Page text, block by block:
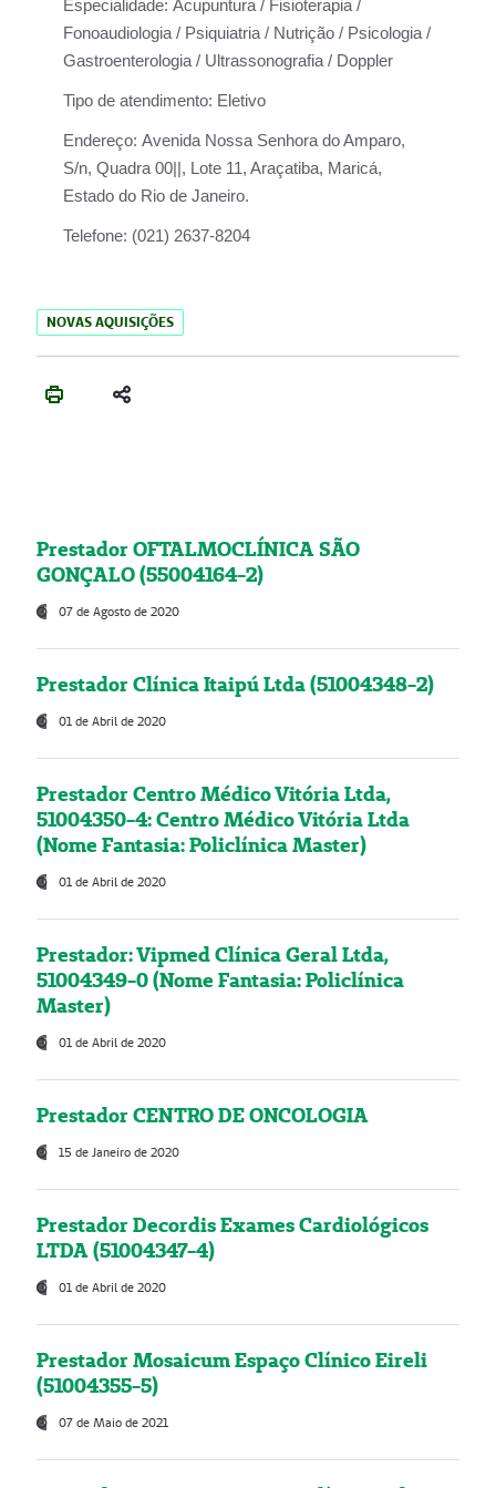
Especialidade: Acupuntura / Fisioterapia /
Fonoaudiologia / Psiquiatria / Nutrição / Psicologia /
Gastroenterologia / Ultrassonografia / Doppler
Tipo de atendimento: Eletivo
Endereço: Avenida Nossa Senhora do Amparo,
S/n, Quadra 00||, Lote 11, Araçatiba, Maricá,
Estado do Rio de Janeiro.
Telefone: (021) 2637-8204
NOVAS AQUISIÇÕES
Prestador OFTALMOCLÍNICA SÃO
GONÇALO (55004164-2)
07 de Agosto de 2020
Prestador Clínica Itaipú Ltda (51004348-2)
01 de Abril de 2020
Prestador Centro Médico Vitória Ltda,
51004350-4: Centro Médico Vitória Ltda
(Nome Fantasia: Policlínica Master)
01 de Abril de 2020
Prestador: Vipmed Clínica Geral Ltda,
51004349-0 (Nome Fantasia: Policlínica
Master)
01 de Abril de 2020
Prestador CENTRO DE ONCOLOGIA
15 de Janeiro de 2020
Prestador Decordis Exames Cardiológicos
LTDA (51004347-4)
01 de Abril de 2020
Prestador Mosaicum Espaço Clínico Eireli
(51004355-5)
07 de Maio de 2021